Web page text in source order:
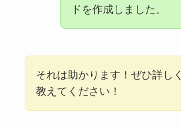
ドを作成しました。
それは助かります！ぜひ詳しく
教えてください！